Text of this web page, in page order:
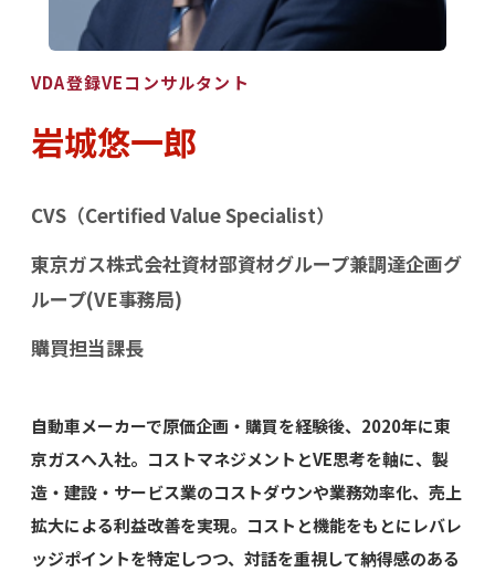
VDA登録VEコンサルタント
岩城悠一郎
CVS（Certified Value Specialist）
東京ガス株式会社資材部資材グループ兼調達企画グ
ループ(VE事務局)
購買担当課長
自動車メーカーで原価企画・購買を経験後、2020年に東
京ガスへ入社。コストマネジメントとVE思考を軸に、製
造・建設・サービス業のコストダウンや業務効率化、売上
拡大による利益改善を実現。コストと機能をもとにレバレ
ッジポイントを特定しつつ、対話を重視して納得感のある